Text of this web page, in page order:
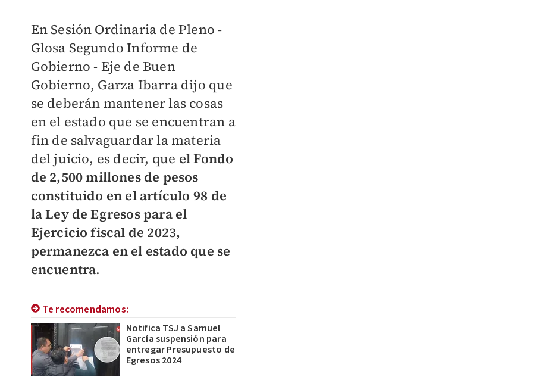
En Sesión Ordinaria de Pleno -
Glosa Segundo Informe de
Gobierno - Eje de Buen
Gobierno, Garza Ibarra dijo que
se deberán mantener las cosas
en el estado que se encuentran a
fin de salvaguardar la materia
del juicio, es decir, que el Fondo
de 2,500 millones de pesos
constituido en el artículo 98 de
la Ley de Egresos para el
Ejercicio fiscal de 2023,
permanezca en el estado que se
encuentra.
Te recomendamos:
Notifica TSJ a Samuel
García suspensión para
entregar Presupuesto de
Egresos 2024